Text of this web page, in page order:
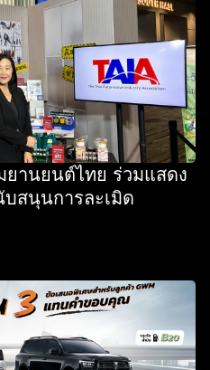
ยานยนต์ไทย ร่วมแสดง
สนุนการละเมิด